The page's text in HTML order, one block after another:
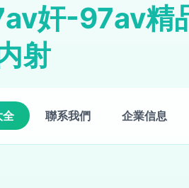
奸-97av精
射
全 聯系我們 企業信息